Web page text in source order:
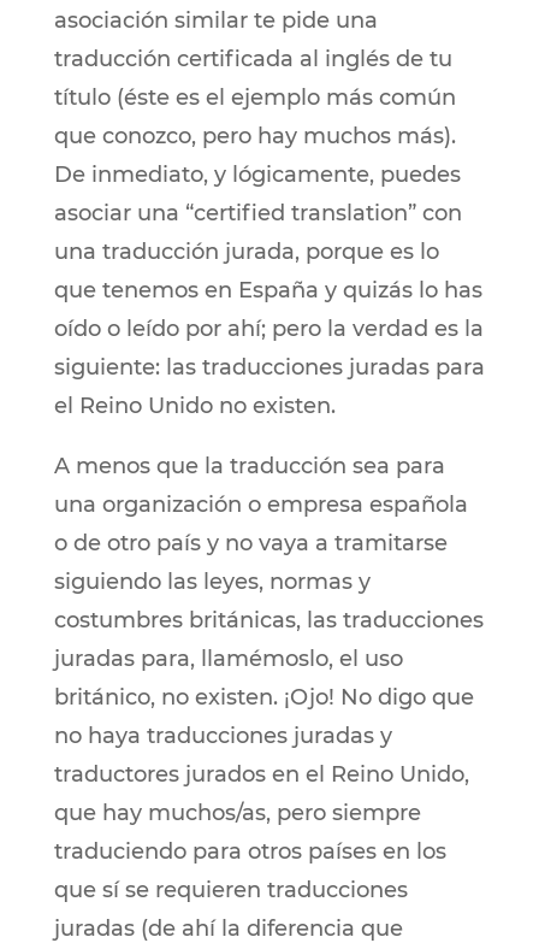
asociación similar te pide una
traducción certificada al inglés de tu
título (éste es el ejemplo más común
que conozco, pero hay muchos más).
De inmediato, y lógicamente, puedes
asociar una “certified translation” con
una traducción jurada, porque es lo
que tenemos en España y quizás lo has
oído o leído por ahí; pero la verdad es la
siguiente: las traducciones juradas para
el Reino Unido no existen.
A menos que la traducción sea para
una organización o empresa española
o de otro país y no vaya a tramitarse
siguiendo las leyes, normas y
costumbres británicas, las traducciones
juradas para, llamémoslo, el uso
británico, no existen. ¡Ojo! No digo que
no haya traducciones juradas y
traductores jurados en el Reino Unido,
que hay muchos/as, pero siempre
traduciendo para otros países en los
que sí se requieren traducciones
juradas (de ahí la diferencia que